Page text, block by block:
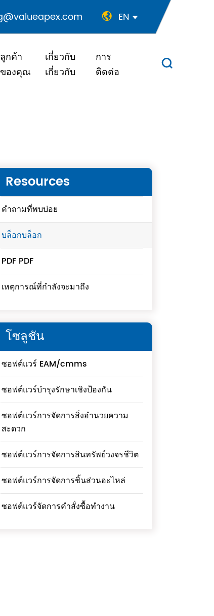
 EN 
ลูกค้า
ของคุณ
เกี่ยวกับ
เกี่ยวกับ
การ
ติดต่อ

Resources
คำถามที่พบบ่อย
บล็อกบล็อก
PDF PDF
เหตุการณ์ที่กำลังจะมาถึง
โซลูชัน
ซอฟต์แวร์ EAM/cmms
ซอฟต์แวร์บำรุงรักษาเชิงป้องกัน
ซอฟต์แวร์การจัดการสิ่งอำนวยความ
สะดวก
ซอฟต์แวร์การจัดการสินทรัพย์วงจรชีวิต
ซอฟต์แวร์การจัดการชิ้นส่วนอะไหล่
ซอฟต์แวร์จัดการคำสั่งซื้อทำงาน